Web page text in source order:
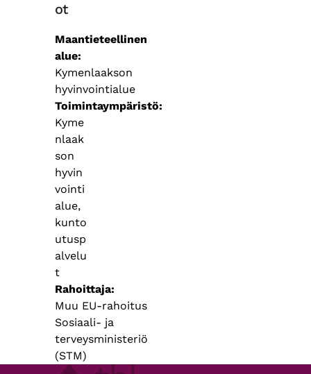
ot
Maantieteellinen
alue
Kymenlaakson
hyvinvointialue
Toimintaympäristö
Kyme
nlaak
son
hyvin
vointi
alue,
kunto
utusp
alvelu
t
Rahoittaja
Muu EU-rahoitus
Sosiaali- ja
terveysministeriö
(STM)